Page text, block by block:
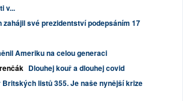
v...
zahájil své prezidentství podepsáním 17
Ameriku na celou generaci
Dlouhej kouř a dlouhej covid
Britských listů 355. Je naše nynější krize